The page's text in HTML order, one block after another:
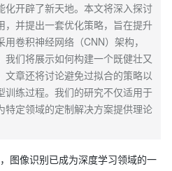
化开辟了新天地。本文将深入探讨
，并提出一套优化策略，旨在提升
卷积神经网络（CNN）架构，
们将展示如何构建一个既健壮又
文章还将讨论避免过拟合的策略以
训练过程。我们的研究不仅适用于
特定领域的定制解决方案提供理论
图像识别已成为深度学习领域的一